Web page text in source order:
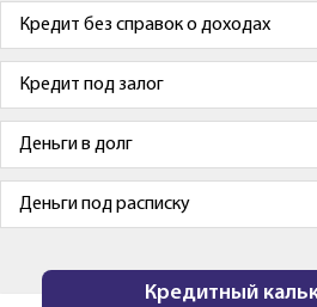
Кредит без справок о доходах
Кредит под залог
Деньги в долг
Деньги под расписку
Кредитный